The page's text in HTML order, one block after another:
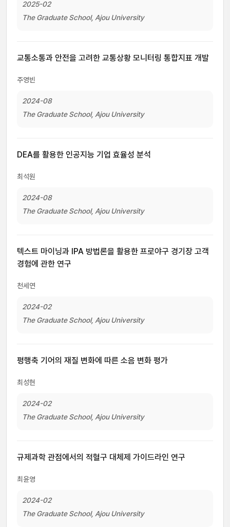
2025-02
The Graduate School, Ajou University
교통소통과 안전을 고려한 교통상황 모니터링 통합지표 개발
주영빈
2024-08
The Graduate School, Ajou University
DEA를 활용한 인공지능 기업 효율성 분석
최석원
2024-08
The Graduate School, Ajou University
텍스트 마이닝과 IPA 방법론을 활용한 프로야구 경기장 고객
경험에 관한 연구
천세연
2024-02
The Graduate School, Ajou University
평행축 기어의 재질 변화에 따른 소음 변화 평가
최성현
2024-02
The Graduate School, Ajou University
규제과학 관점에서의 적혈구 대체제 가이드라인 연구
최윤영
2024-02
The Graduate School, Ajou University